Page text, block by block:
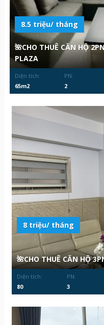
8.5 triệu/ tháng
🌺CHO THUÊ CĂN HỘ
PLAZA
Diện tích:
65m2
PN:
2
8 triệu/ tháng
🌺CHO THUÊ CĂN HỘ
Diện tích:
80
PN:
3